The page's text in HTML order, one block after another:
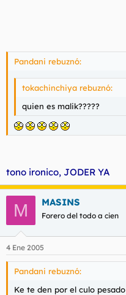
Pandani rebuznó:
tokachinchiya rebuznó:
quien es malik?????
tono ironico, JODER YA
M MASINS
Forero del todo a cien
4 Ene 2005
Pandani rebuznó:
Ke te den por el culo pesado